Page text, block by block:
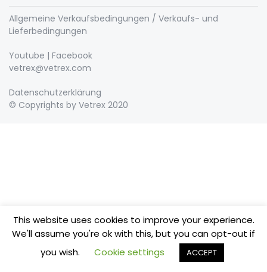
Allgemeine Verkaufsbedingungen / Verkaufs- und
Lieferbedingungen
Youtube | Facebook
vetrex@vetrex.com
Datenschutzerklärung
© Copyrights by Vetrex 2020
This website uses cookies to improve your experience.
We'll assume you're ok with this, but you can opt-out if
you wish.
Cookie settings ACCEPT